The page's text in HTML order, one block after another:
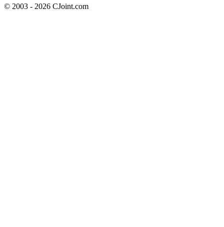
© 2003 - 2026 CJoint.com